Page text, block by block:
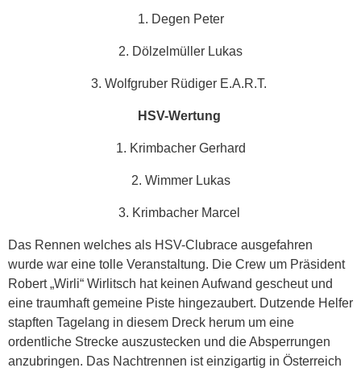
1. Degen Peter
2. Dölzelmüller Lukas
3. Wolfgruber Rüdiger E.A.R.T.
HSV-Wertung
1. Krimbacher Gerhard
2. Wimmer Lukas
3. Krimbacher Marcel
Das Rennen welches als HSV-Clubrace ausgefahren
wurde war eine tolle Veranstaltung. Die Crew um Präsident
Robert „Wirli“ Wirlitsch hat keinen Aufwand gescheut und
eine traumhaft gemeine Piste hingezaubert. Dutzende Helfer
stapften Tagelang in diesem Dreck herum um eine
ordentliche Strecke auszustecken und die Absperrungen
anzubringen. Das Nachtrennen ist einzigartig in Österreich